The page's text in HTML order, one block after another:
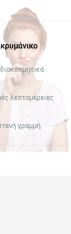
λεπτομέρειες
γραμμή.